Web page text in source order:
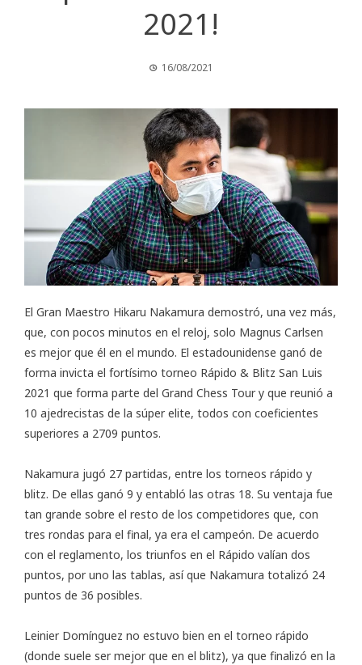
2021!
16/08/2021
El Gran Maestro Hikaru Nakamura demostró, una vez más,
que, con pocos minutos en el reloj, solo Magnus Carlsen
es mejor que él en el mundo. El estadounidense ganó de
forma invicta el fortísimo torneo Rápido & Blitz San Luis
2021 que forma parte del Grand Chess Tour y que reunió a
10 ajedrecistas de la súper elite, todos con coeficientes
superiores a 2709 puntos.
Nakamura jugó 27 partidas, entre los torneos rápido y
blitz. De ellas ganó 9 y entabló las otras 18. Su ventaja fue
tan grande sobre el resto de los competidores que, con
tres rondas para el final, ya era el campeón. De acuerdo
con el reglamento, los triunfos en el Rápido valían dos
puntos, por uno las tablas, así que Nakamura totalizó 24
puntos de 36 posibles.
Leinier Domínguez no estuvo bien en el torneo rápido
(donde suele ser mejor que en el blitz), ya que finalizó en la